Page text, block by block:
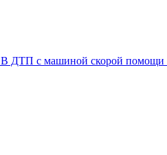
В ДТП с машиной скорой помощи